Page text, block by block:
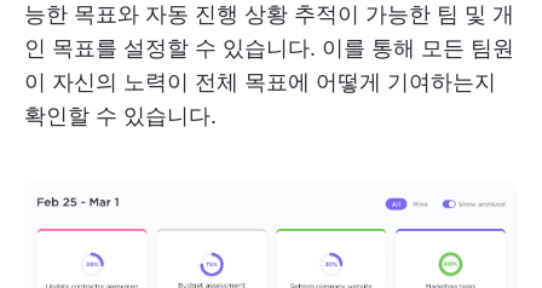
능한 목표와 자동 진행 상황 추적이 가능한 팀 및 개
인 목표를 설정할 수 있습니다. 이를 통해 모든 팀원
이 자신의 노력이 전체 목표에 어떻게 기여하는지
확인할 수 있습니다.